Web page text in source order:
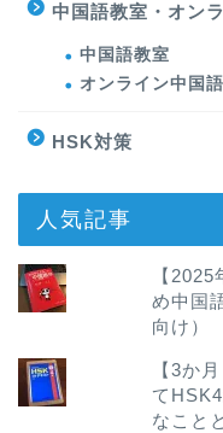
中国語教室・オン
中国語教室
オンライン中国語
HSK対策
人気記事
【
め中国
向け）
【3か
て
なこと